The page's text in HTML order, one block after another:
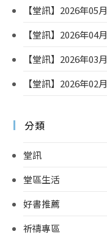
【堂訊】2026年05月
【堂訊】2026年04月
【堂訊】2026年03月
【堂訊】2026年02月
分類
堂訊
堂區生活
好書推薦
祈禱專區